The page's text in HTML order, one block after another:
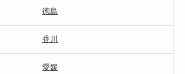
徳島
香川
愛媛